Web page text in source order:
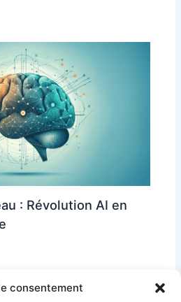
consentement
: Révolution AI en
médicale et transformer les